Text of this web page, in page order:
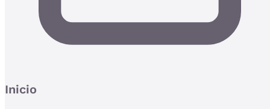
Inicio